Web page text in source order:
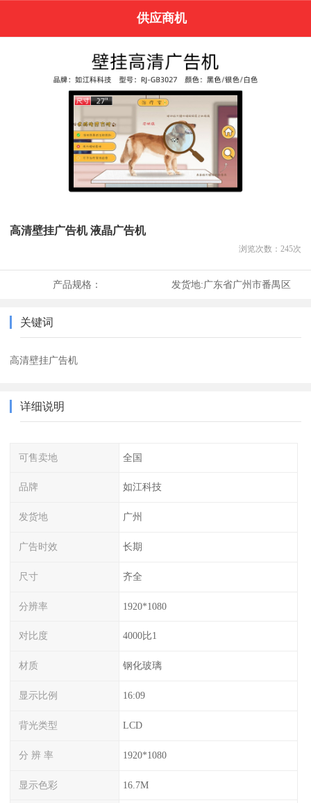
供应商机
高清壁挂广告机 液晶广告机
浏览次数： 245次
产品规格： 发货地:广东省广州市番禺区
关键词
高清壁挂广告机
详细说明
可售卖地 全国
品牌 如江科技
发货地 广州
广告时效 长期
尺寸 齐全
分辨率 1920*1080
对比度 4000比1
材质 钢化玻璃
显示比例 16:09
背光类型 LCD
分 辨 率 1920*1080
显示色彩 16.7M